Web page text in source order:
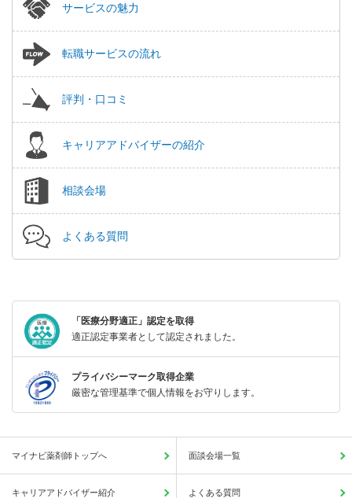
サービスの魅力
転職サービスの流れ
評判・口コミ
キャリアアドバイザーの紹介
相談会場
よくある質問
「医療分野適正」認定を取得
適正認定事業者として認定されました。
プライバシーマーク取得企業
厳密な管理基準で個人情報をお守りします。
マイナビ薬剤師トップへ 面談会場一覧
キャリアアドバイザー紹介 よくある質問